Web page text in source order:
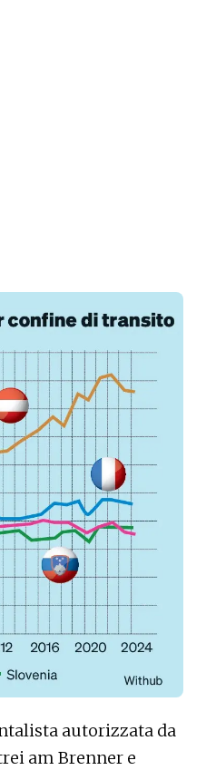
autorizzata da
am Brenner e